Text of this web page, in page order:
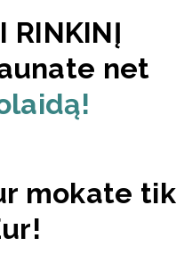
RINKINĮ
net
mokate tik